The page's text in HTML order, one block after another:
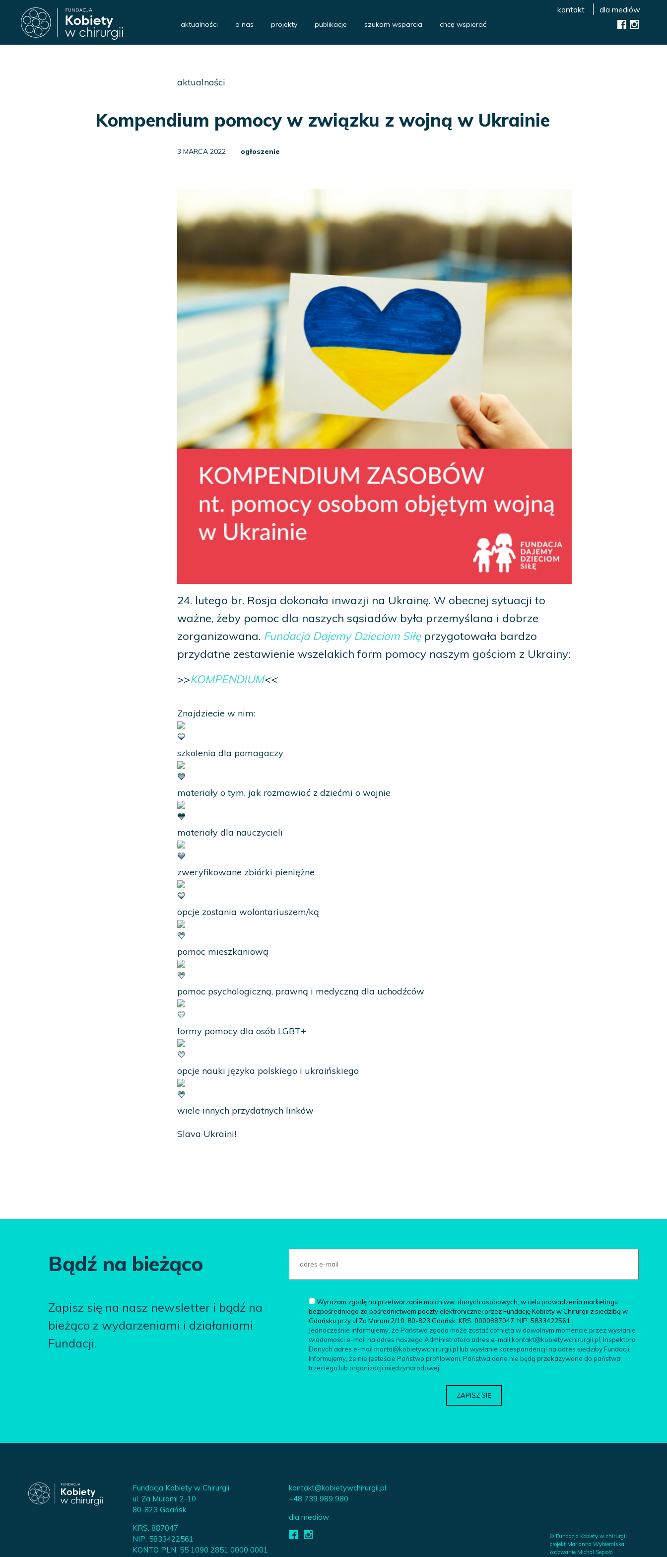
aktualności o nas projekty publikacje szukam wsparcia chcę wspierać
kontakt dla mediów
aktualności
Kompendium pomocy w związku z wojną w Ukrainie
3 MARCA 2022 ogłoszenie
24. lutego br. Rosja dokonała inwazji na Ukrainę. W obecnej sytuacji to
ważne, żeby pomoc dla naszych sąsiadów była przemyślana i dobrze
zorganizowana. Fundacja Dajemy Dzieciom Siłęprzygotowała bardzo
przydatne zestawienie wszelakich form pomocy naszym gościom z Ukrainy:
>>KOMPENDIUM<<
Znajdziecie w nim:
szkolenia dla pomagaczy
materiały o tym, jak rozmawiać z dziećmi o wojnie
materiały dla nauczycieli
zweryfikowane zbiórki pieniężne
opcje zostania wolontariuszem/ką
pomoc mieszkaniową
pomoc psychologiczną, prawną i medyczną dla uchodźców
formy pomocy dla osób LGBT+
opcje nauki języka polskiego i ukraińskiego
wiele innych przydatnych linków
Slava Ukraini!
Bądź na bieżąco
Zapisz się na nasz newsletter i bądź na
bieżąco z wydarzeniami i działaniami
Fundacji.
Wyrażam zgodę na przetwarzanie moich ww. danych osobowych, w celu prowadzenia marketingu
bezpośredniego za pośrednictwem poczty elektronicznej przez Fundację Kobiety w Chirurgii z siedzibą w
Gdańsku przy ul.Za Muram 2/10, 80-823 Gdańsk: KRS: 0000887047, NIP: 5833422561.
Jednocześnie informujemy, że Państwa zgoda może zostać cofnięta w dowolnym momencie przez wysłanie
wiadomości e-mail na adres naszego Administratora adres e-mail kontakt@kobietywchirurgii.pl, Inspektora
Danych adres e-mail marta@kobietywchirurgii.pl lub wysłanie korespondencji na adres siedziby Fundacji.
Informujemy, że nie jesteście Państwo profilowani. Państwa dane nie będą przekazywane do państwa
trzeciego lub organizacji międzynarodowej.
Fundacja Kobiety w Chirurgii
ul. Za Murami 2-10
80-823 Gdańsk
KRS: 887047
NIP: 5833422561
KONTO PLN: 55 1090 2851 0000 0001
kontakt@kobietywchirurgii.pl
+48 739 989 980
dla mediów
© Fundacja Kobiety w chirurgii
projekt Marianna Wybieralska
kodowanie Michał Sepioło